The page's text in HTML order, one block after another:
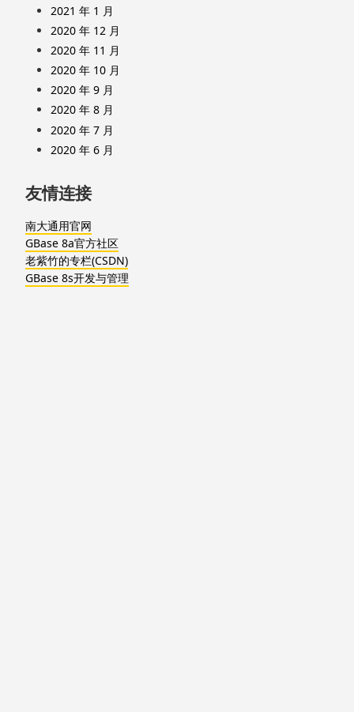
2021 年 1 月
2020 年 12 月
2020 年 11 月
2020 年 10 月
2020 年 9 月
2020 年 8 月
2020 年 7 月
2020 年 6 月
友情连接
南大通用官网
GBase 8a官方社区
老紫竹的专栏(CSDN)
GBase 8s开发与管理